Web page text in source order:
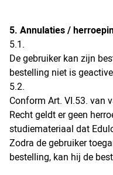
5. Annulaties /
5.1.
De gebruiker kan zijn
bestelling niet is
5.2.
Conform Art. VI.53. van
Recht geldt er geen
studiemateriaal dat
Zodra de gebruiker
bestelling, kan hij de